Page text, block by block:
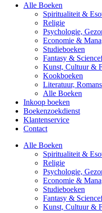
Alle Boeken
Spiritualiteit &
Religie
Psychologie,
Economie &
Studieboeken
Fantasy &
Kunst, Cultuur &
Kookboeken
Literatuur,
Alle Boeken
Inkoop boeken
Boekenzoekdienst
Klantenservice
Contact
Alle Boeken
Spiritualiteit &
Religie
Psychologie,
Economie &
Studieboeken
Fantasy &
Kunst, Cultuur &